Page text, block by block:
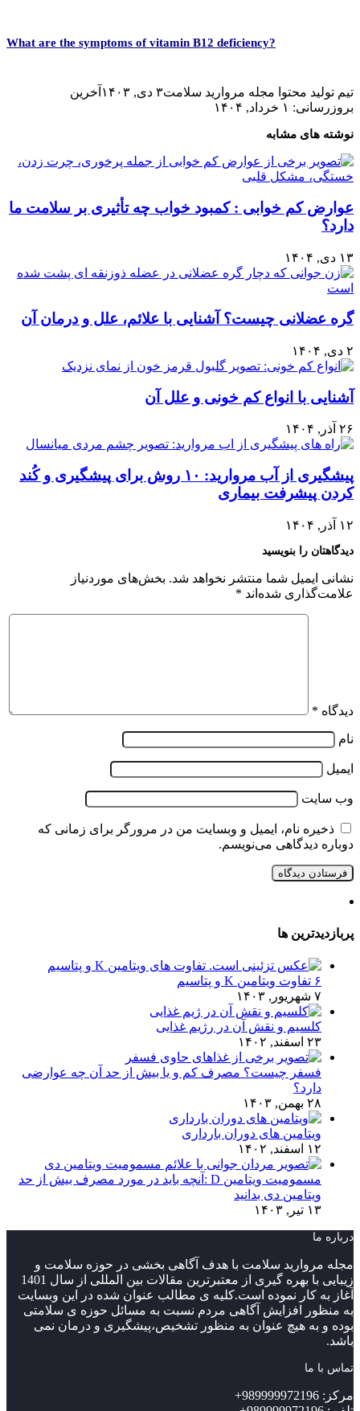
?What are the symptoms of vitamin B12 deficiency
تیم تولید محتوا مجله مروارید سلامت۳ دی, ۱۴۰۳
آخرین
بروزرسانی: ۱ خرداد, ۱۴۰۴
نوشته های مشابه
عوارض کم خوابی : کمبود خواب چه تأثیری بر سلامت ما
دارد؟
۱۳ دی, ۱۴۰۴
گره‌ عضلانی چیست؟ آشنایی با علائم، علل و درمان آن
۲ دی, ۱۴۰۴
آشنایی با انواع کم خونی و علل آن
۲۶ آذر, ۱۴۰۴
پیشگیری از آب مروارید: ۱۰ روش برای پیشگیری و کُند
کردن پیشرفت بیماری
۱۲ آذر, ۱۴۰۴
دیدگاهتان را بنویسید
نشانی ایمیل شما منتشر نخواهد شد. بخش‌های موردنیاز
علامت‌گذاری شده‌اند *
دیدگاه *
نام
ایمیل
وب‌ سایت
ذخیره نام، ایمیل و وبسایت من در مرورگر برای زمانی که
دوباره دیدگاهی می‌نویسم.
پربازدیدترین ها
۶ تفاوت ویتامین K و پتاسیم
۷ شهریور, ۱۴۰۳
کلسیم و نقش آن در رژیم غذایی
۲۳ اسفند, ۱۴۰۲
فسفر چیست؟ مصرف کم و یا بیش از حد آن چه عوارضی
دارد؟
۲۸ بهمن, ۱۴۰۳
ویتامین های دوران بارداری
۱۲ اسفند, ۱۴۰۲
مسمومیت ویتامین D :آنچه باید در مورد مصرف بیش از حد
ویتامین دی بدانید
۱۳ تیر, ۱۴۰۳
درباره ما
مجله مروارید سلامت با هدف آگاهی بخشی در حوزه سلامت و
زیبایی با بهره گیری از معتبرترین مقالات بین المللی از سال 1401
آغاز به کار نموده است.کلیه ی مطالب عنوان شده در این وبسایت
به منظور افزایش آگاهی مردم نسبت به مسائل حوزه ی سلامتی
بوده و به هیچ عنوان به منظور تشخیص،پیشگیری و درمان نمی
باشد.
تماس با ما
مرکز: 989999972196+